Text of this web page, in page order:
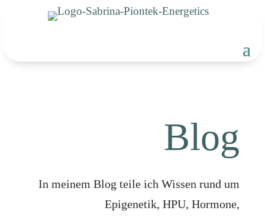
Blog
In meinem Blog teile ich Wissen rund um
Epigenetik, HPU, Hormone,